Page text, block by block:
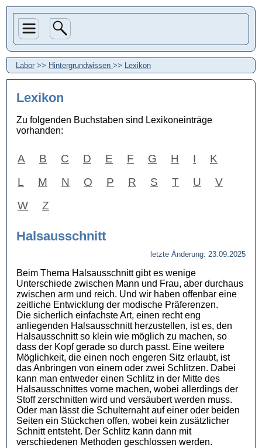
Labor >> Hintergrundwissen >> Lexikon
Lexikon
Zu folgenden Buchstaben sind Lexikoneinträge
vorhanden:
A B C D E F G H I
K
L
M N O P R S T U
V
W
Z
Halsausschnitt
letzte Änderung: 23.09.2025
Beim Thema Halsausschnitt gibt es wenige
Unterschiede zwischen Mann und Frau, aber durchaus
zwischen arm und reich. Und wir haben offenbar eine
zeitliche Entwicklung der modische Präferenzen.
Die sicherlich einfachste Art, einen recht eng
anliegenden Halsausschnitt herzustellen, ist es, den
Halsausschnitt so klein wie möglich zu machen, so
dass der Kopf gerade so durch passt. Eine weitere
Möglichkeit, die einen noch engeren Sitz erlaubt, ist
das Anbringen von einem oder zwei Schlitzen. Dabei
kann man entweder einen Schlitz in der Mitte des
Halsausschnittes vorne machen, wobei allerdings der
Stoff zerschnitten wird und versäubert werden muss.
Oder man lässt die Schulternaht auf einer oder beiden
Seiten ein Stückchen offen, wobei kein zusätzlicher
Schnitt entsteht. Der Schlitz kann dann mit
verschiedenen Methoden geschlossen werden.